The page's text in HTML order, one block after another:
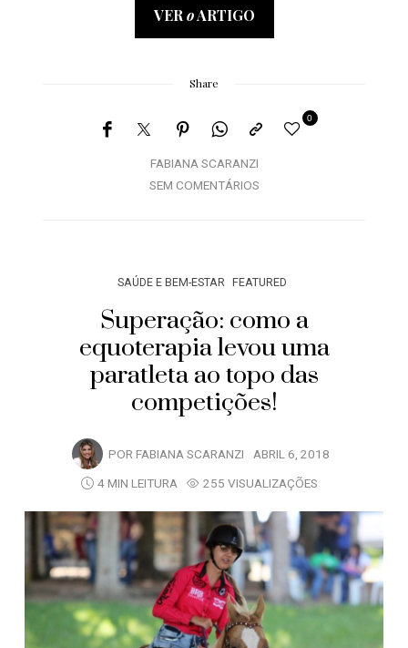
VERoARTIGO
Share
FABIANA SCARANZI
0
SEM COMENTÁRIOS
SAÚDE E BEM-ESTAR FEATURED
Superação: como a
equoterapia levou uma
paratleta ao topo das
competições!
POR FABIANA SCARANZI ABRIL 6, 2018
4 MIN LEITURA
255 VISUALIZAÇÕES